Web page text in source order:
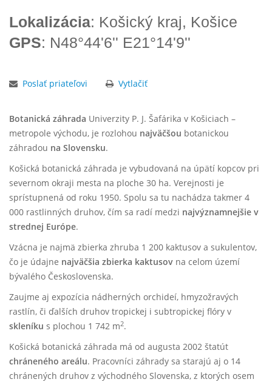
Lokalizácia: Košický kraj, Košice
GPS: N48°44'6'' E21°14'9''
Poslať priateľovi Vytlačiť
Botanická záhrada Univerzity P. J. Šafárika v Košiciach –
metropole východu, je rozlohou najväčšou botanickou
záhradou na Slovensku.
Košická botanická záhrada je vybudovaná na úpätí kopcov pri
severnom okraji mesta na ploche 30 ha. Verejnosti je
sprístupnená od roku 1950. Spolu sa tu nachádza takmer 4
000 rastlinných druhov, čím sa radí medzi najvýznamnejšie v
strednej Európe.
Vzácna je najmä zbierka zhruba 1 200 kaktusov a sukulentov,
čo je údajne najväčšia zbierka kaktusov na celom území
bývalého Československa.
Zaujme aj expozícia nádherných orchideí, hmyzožravých
rastlín, či ďalších druhov tropickej i subtropickej flóry v
skleníku s plochou 1 742 m2.
Košická botanická záhrada má od augusta 2002 štatút
chráneného areálu. Pracovníci záhrady sa starajú aj o 14
chránených druhov z východného Slovenska, z ktorých osem